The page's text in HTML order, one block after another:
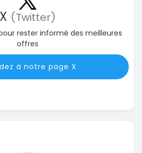
X (Twitter)
rester informé des meilleures
offres
à notre page X